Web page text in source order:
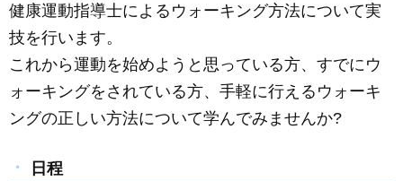
c
e
b
o
o
k
ail ss
n
g
er
e
健康運動指導士によるウォーキング方法について実
技を行います。
これから運動を始めようと思っている方、すでにウ
ォーキングをされている方、手軽に行えるウォーキ
ングの正しい方法について学んでみませんか?
日程